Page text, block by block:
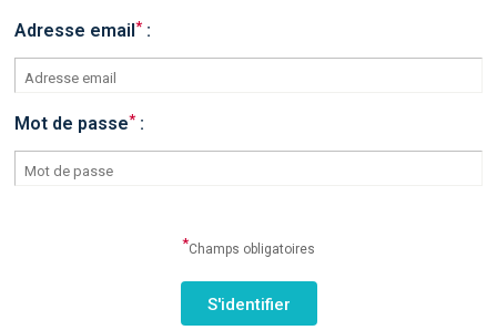
Adresse email*:
Mot de passe*:
*Champs obligatoires